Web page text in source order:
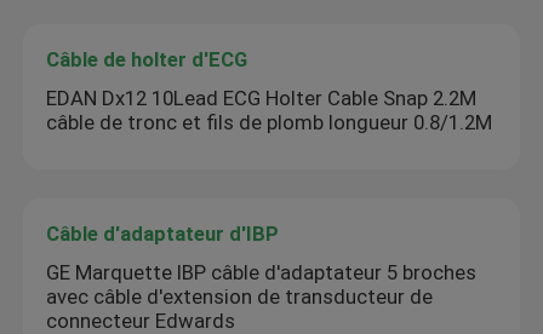
Câble de holter d'ECG
EDAN Dx12 10Lead ECG Holter Cable Snap 2.2M
câble de tronc et fils de plomb longueur 0.8/1.2M
Câble d'adaptateur d'IBP
GE Marquette IBP câble d'adaptateur 5 broches
avec câble d'extension de transducteur de
connecteur Edwards